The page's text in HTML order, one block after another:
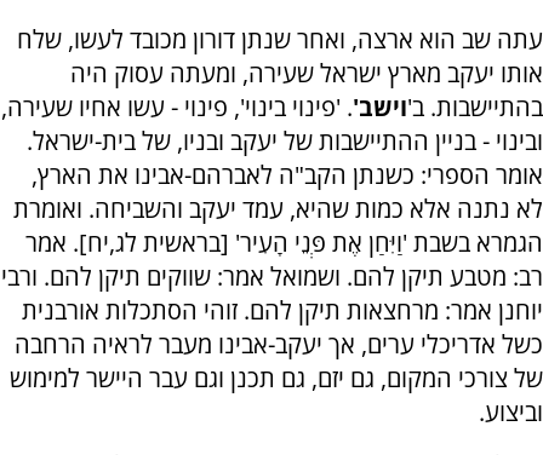
עתה שב הוא ארצה, ואחר שנתן דורון מכובד לעשו, שלח
אותו יעקב מארץ ישראל שעירה, ומעתה עסוק היה
בהתיישבות. ב'וישב'. 'פינוי בינוי', פינוי - עשו אחיו שעירה,
ובינוי - בניין ההתיישבות של יעקב ובניו, של בית-ישראל.
אומר הספרי: כשנתן הקב"ה לאברהם-אבינו את הארץ,
לא נתנה אלא כמות שהיא, עמד יעקב והשביחה. ואומרת
הגמרא בשבת 'וַיִּחַן אֶת פְּנֵי הָעִיר' [בראשית לג,יח]. אמר
רב: מטבע תיקן להם. ושמואל אמר: שווקים תיקן להם. ורבי
יוחנן אמר: מרחצאות תיקן להם. זוהי הסתכלות אורבנית
כשל אדריכלי ערים, אך יעקב-אבינו מעבר לראיה הרחבה
של צורכי המקום, גם יזם, גם תכנן וגם עבר היישר למימוש
וביצוע.